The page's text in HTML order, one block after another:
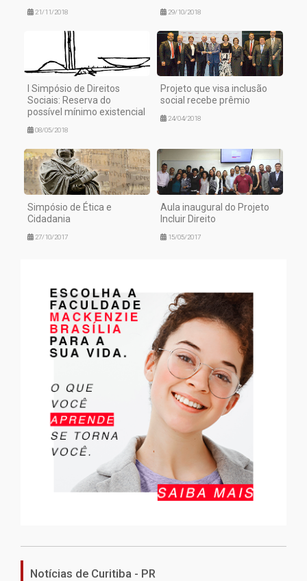
21/11/2018 29/10/2018
I Simpósio de Direitos
Sociais: Reserva do
possível mínimo existencial
08/05/2018
Projeto que visa inclusão
social recebe prêmio
24/04/2018
Simpósio de Ética e
Cidadania
27/10/2017
Aula inaugural do Projeto
Incluir Direito
15/05/2017
Notícias de Curitiba - PR